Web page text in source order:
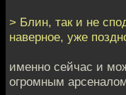
> Блин, так и не
наверное, уже
именно сейчас и
огромным